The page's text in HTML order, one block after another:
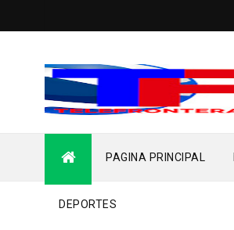
PAGINA PRINCIPAL
DEPORTES